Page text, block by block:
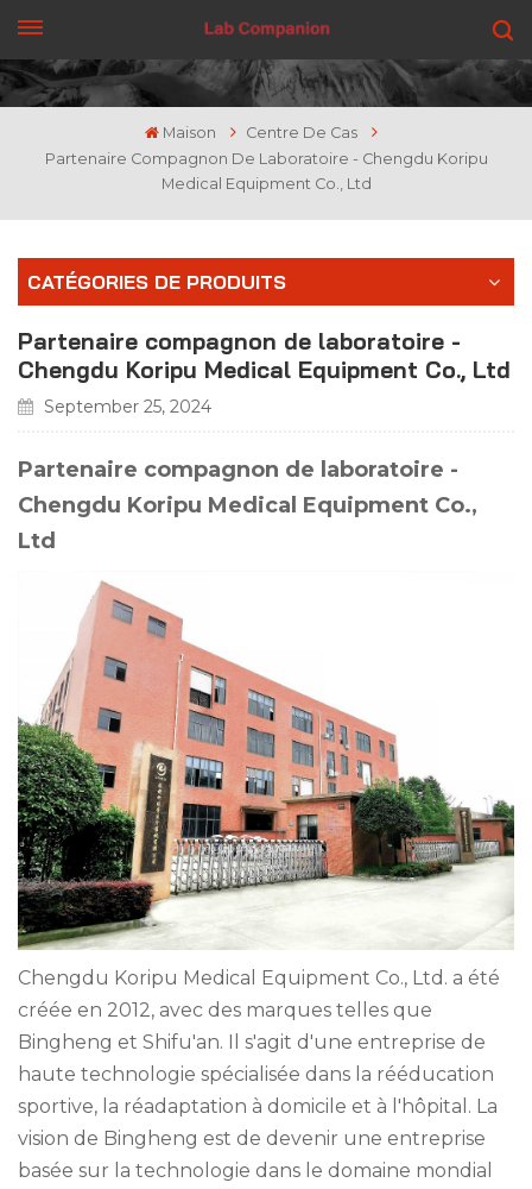
OBTENEZ UN DEVIS
Maison
Centre De Cas
Partenaire Compagnon De Laboratoire - Chengdu Koripu
Medical Equipment Co., Ltd
CATÉGORIES DE PRODUITS
Partenaire compagnon de laboratoire -
Chengdu Koripu Medical Equipment Co., Ltd
September 25, 2024
Partenaire compagnon de laboratoire -
Chengdu Koripu Medical Equipment Co.,
Ltd
Chengdu Koripu Medical Equipment Co., Ltd. a été
créée en 2012, avec des marques telles que
Bingheng et Shifu'an. Il s'agit d'une entreprise de
haute technologie spécialisée dans la rééducation
sportive, la réadaptation à domicile et à l'hôpital. La
vision de Bingheng est de devenir une entreprise
basée sur la technologie dans le domaine mondial